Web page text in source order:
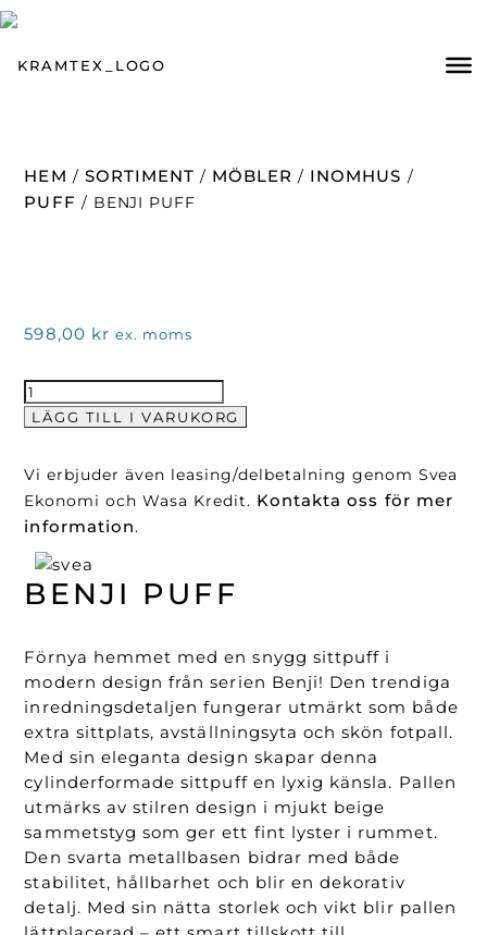
HEM / SORTIMENT / MÖBLER / INOMHUS /
PUFF / BENJI PUFF
BENJI PUFF
Förnya hemmet med en snygg sittpuff i
modern design från serien Benji! Den trendiga
inredningsdetaljen fungerar utmärkt som både
extra sittplats, avställningsyta och skön fotpall.
Med sin eleganta design skapar denna
cylinderformade sittpuff en lyxig känsla. Pallen
utmärks av stilren design i mjukt beige
sammetstyg som ger ett fint lyster i rummet.
Den svarta metallbasen bidrar med både
stabilitet, hållbarhet och blir en dekorativ
detalj. Med sin nätta storlek och vikt blir pallen
598,00 kr ex. moms
Benji
Puff
LÄGG TILL I VARUKORG
Vi erbjuder även leasing/delbetalning genom Svea
Ekonomi och Wasa Kredit. Kontakta oss för mer
information.